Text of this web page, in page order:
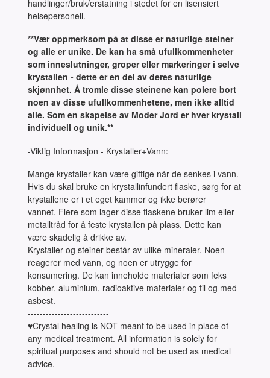
handlinger/bruk/erstatning i stedet for en lisensiert
helsepersonell.
**Vær oppmerksom på at disse er naturlige steiner
og alle er unike. De kan ha små ufullkommenheter
som inneslutninger, groper eller markeringer i selve
krystallen - dette er en del av deres naturlige
skjønnhet. Å tromle disse steinene kan polere bort
noen av disse ufullkommenhetene, men ikke alltid
alle. Som en skapelse av Moder Jord er hver krystall
individuell og unik.**
-Viktig Informasjon - Krystaller+Vann:
Mange krystaller kan være giftige når de senkes i vann.
Hvis du skal bruke en krystallinfundert flaske, sørg for at
krystallene er i et eget kammer og ikke berører
vannet. Flere som lager disse flaskene bruker lim eller
metalltråd for å feste krystallen på plass. Dette kan
være skadelig å drikke av.
Krystaller og steiner består av ulike mineraler. Noen
reagerer med vann, og noen er utrygge for
konsumering. De kan inneholde materialer som feks
kobber, aluminium, radioaktive materialer og til og med
asbest.
---------------------------
♥Crystal healing is NOT meant to be used in place of
any medical treatment. All information is solely for
spiritual purposes and should not be used as medical
advice.